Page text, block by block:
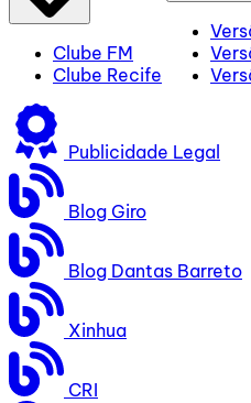
Clube FM
Clube Recife
Publicidade Legal
Blog Giro
Blog Dantas Barreto
Xinhua
CRI